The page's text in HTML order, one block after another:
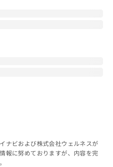
ナビおよび株式会社ウェルネスが
報に努めておりますが、内容を完